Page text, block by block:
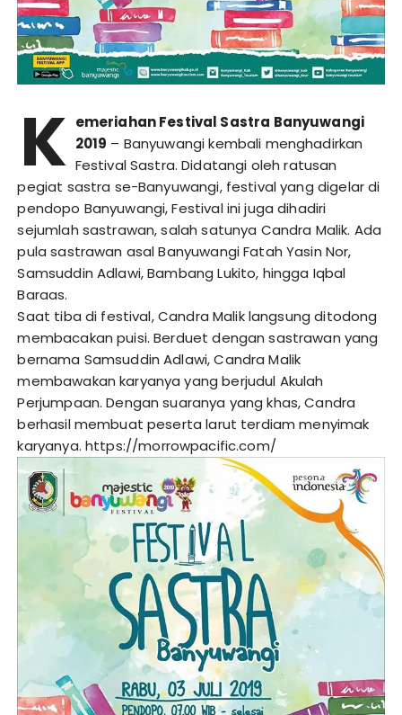
K emeriahan Festival Sastra Banyuwangi
2019 – Banyuwangi kembali menghadirkan
Festival Sastra. Didatangi oleh ratusan
pegiat sastra se-Banyuwangi, festival yang digelar di
pendopo Banyuwangi, Festival ini juga dihadiri
sejumlah sastrawan, salah satunya Candra Malik. Ada
pula sastrawan asal Banyuwangi Fatah Yasin Nor,
Samsuddin Adlawi, Bambang Lukito, hingga Iqbal
Baraas.
Saat tiba di festival, Candra Malik langsung ditodong
membacakan puisi. Berduet dengan sastrawan yang
bernama Samsuddin Adlawi, Candra Malik
membawakan karyanya yang berjudul Akulah
Perjumpaan. Dengan suaranya yang khas, Candra
berhasil membuat peserta larut terdiam menyimak
karyanya. https://morrowpacific.com/